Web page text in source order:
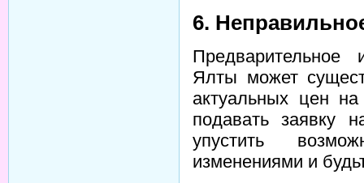
6.
Предварительное
Ялты может
актуальных цен
подавать заявку
упустить
изменениями и